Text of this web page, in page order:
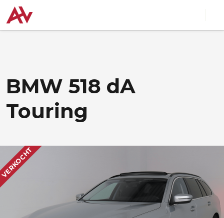
BMW 518 dA
Touring
VERKOCHT